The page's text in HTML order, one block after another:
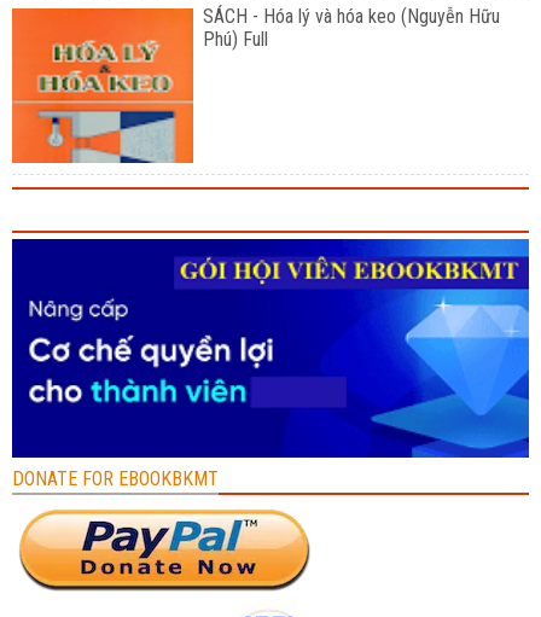
SÁCH - Hóa lý và hóa keo (Nguyễn Hữu
Phú) Full
DONATE FOR EBOOKBKMT